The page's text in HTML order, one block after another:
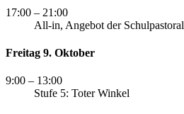
17:00 – 21:00
All-in, Angebot der Schulpastoral
Freitag 9. Oktober
9:00 – 13:00
Stufe 5: Toter Winkel